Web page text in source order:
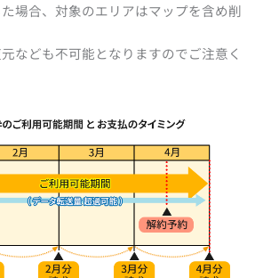
場合、対象のエリアはマップを含め削
なども不可能となりますのでご注意く